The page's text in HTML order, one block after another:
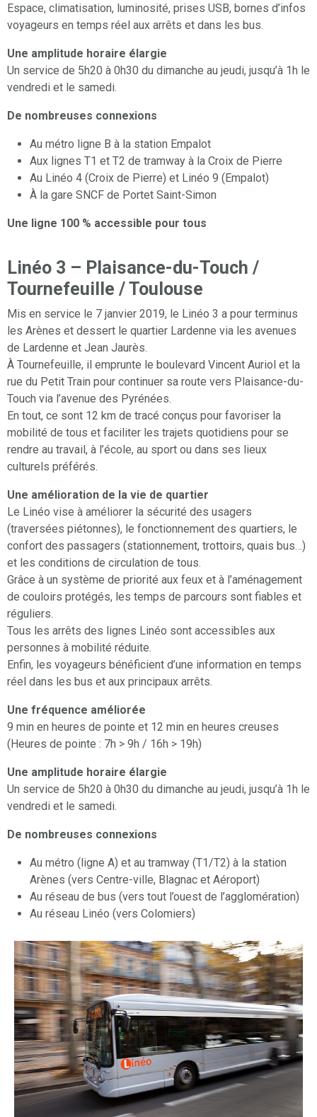
Espace, climatisation, luminosité, prises USB, bornes d’infos
voyageurs en temps réel aux arrêts et dans les bus.
Une amplitude horaire élargie
Un service de 5h20 à 0h30 du dimanche au jeudi, jusqu’à 1h le
vendredi et le samedi.
De nombreuses connexions
Au métro ligne B à la station Empalot
Aux lignes T1 et T2 de tramway à la Croix de Pierre
Au Linéo 4 (Croix de Pierre) et Linéo 9 (Empalot)
À la gare SNCF de Portet Saint-Simon
Une ligne 100 % accessible pour tous
Linéo 3 – Plaisance-du-Touch /
Tournefeuille / Toulouse
Mis en service le 7 janvier 2019, le Linéo 3 a pour terminus
les Arènes et dessert le quartier Lardenne via les avenues
de Lardenne et Jean Jaurès.
À Tournefeuille, il emprunte le boulevard Vincent Auriol et la
rue du Petit Train pour continuer sa route vers Plaisance-du-
Touch via l’avenue des Pyrénées.
En tout, ce sont 12 km de tracé conçus pour favoriser la
mobilité de tous et faciliter les trajets quotidiens pour se
rendre au travail, à l’école, au sport ou dans ses lieux
culturels préférés.
Une amélioration de la vie de quartier
Le Linéo vise à améliorer la sécurité des usagers
(traversées piétonnes), le fonctionnement des quartiers, le
confort des passagers (stationnement, trottoirs, quais bus…)
et les conditions de circulation de tous.
Grâce à un système de priorité aux feux et à l’aménagement
de couloirs protégés, les temps de parcours sont fiables et
réguliers.
Tous les arrêts des lignes Linéo sont accessibles aux
personnes à mobilité réduite.
Enfin, les voyageurs bénéficient d’une information en temps
réel dans les bus et aux principaux arrêts.
Une fréquence améliorée
9 min en heures de pointe et 12 min en heures creuses
(Heures de pointe : 7h > 9h / 16h > 19h)
Une amplitude horaire élargie
Un service de 5h20 à 0h30 du dimanche au jeudi, jusqu’à 1h le
vendredi et le samedi.
De nombreuses connexions
Au métro (ligne A) et au tramway (T1/T2) à la station
Arènes (vers Centre-ville, Blagnac et Aéroport)
Au réseau de bus (vers tout l’ouest de l’agglomération)
Au réseau Linéo (vers Colomiers)